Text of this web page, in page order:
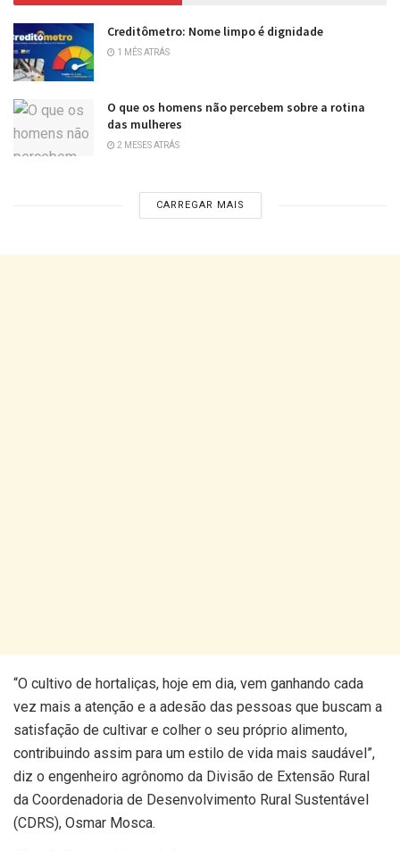
Creditômetro: Nome limpo é dignidade
1 MÊS ATRÁS
O que os homens não percebem sobre a rotina
das mulheres
2 MESES ATRÁS
CARREGAR MAIS
“O cultivo de hortaliças, hoje em dia, vem ganhando cada
vez mais a atenção e a adesão das pessoas que buscam a
satisfação de cultivar e colher o seu próprio alimento,
contribuindo assim para um estilo de vida mais saudável”,
diz o engenheiro agrônomo da Divisão de Extensão Rural
da Coordenadoria de Desenvolvimento Rural Sustentável
(CDRS), Osmar Mosca.